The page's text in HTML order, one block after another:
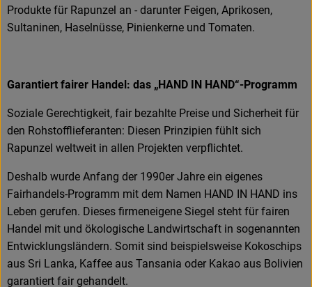
Produkte für Rapunzel an - darunter Feigen, Aprikosen,
Sultaninen, Haselnüsse, Pinienkerne und Tomaten.
Garantiert fairer Handel: das „HAND IN HAND“-Programm
Soziale Gerechtigkeit, fair bezahlte Preise und Sicherheit für
den Rohstofflieferanten: Diesen Prinzipien fühlt sich
Rapunzel weltweit in allen Projekten verpflichtet.
Deshalb wurde Anfang der 1990er Jahre ein eigenes
Fairhandels-Programm mit dem Namen HAND IN HAND ins
Leben gerufen. Dieses firmeneigene Siegel steht für fairen
Handel mit und ökologische Landwirtschaft in sogenannten
Entwicklungsländern. Somit sind beispielsweise Kokoschips
aus Sri Lanka, Kaffee aus Tansania oder Kakao aus Bolivien
garantiert fair gehandelt.